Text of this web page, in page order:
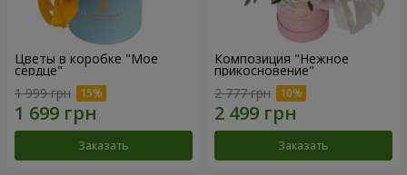
Цветы в коробке "Мое
сердце"
1 999 грн
Заказать
Композиция "Нежное
прикосновение"
2 777 грн
Заказать